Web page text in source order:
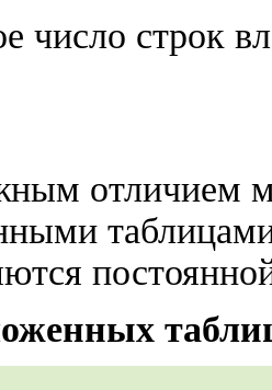
число строк
отличием